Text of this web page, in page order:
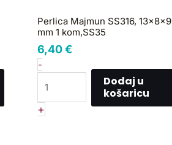
Perlica Majmun SS316, 13x8x9
mm 1 kom,SS35
6,40€
-
+
Dodaj u
košaricu